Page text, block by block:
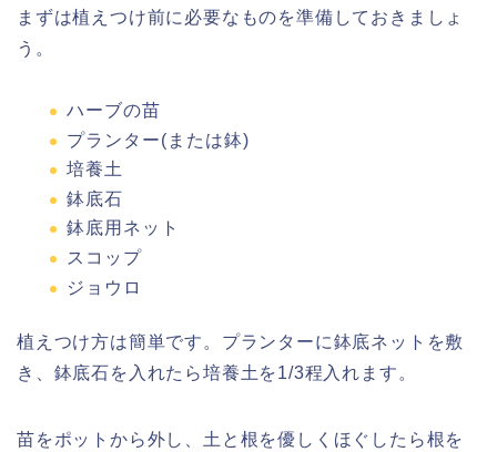
まずは植えつけ前に必要なものを準備しておきましょ
う。
ハーブの苗
プランター(または鉢)
培養土
鉢底石
鉢底用ネット
スコップ
ジョウロ
植えつけ方は簡単です。プランターに鉢底ネットを敷
き、鉢底石を入れたら培養土を1/3程入れます。
苗をポットから外し、土と根を優しくほぐしたら根を